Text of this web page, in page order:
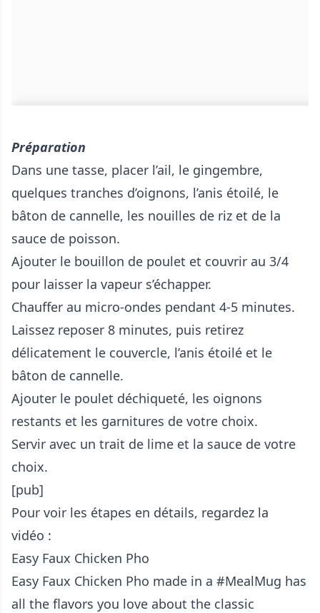
Préparation
Dans une tasse, placer l’ail, le gingembre,
quelques tranches d’oignons, l’anis étoilé, le
bâton de cannelle, les nouilles de riz et de la
sauce de poisson.
Ajouter le bouillon de poulet et couvrir au 3/4
pour laisser la vapeur s’échapper.
Chauffer au micro-ondes pendant 4-5 minutes.
Laissez reposer 8 minutes, puis retirez
délicatement le couvercle, l’anis étoilé et le
bâton de cannelle.
Ajouter le poulet déchiqueté, les oignons
restants et les garnitures de votre choix.
Servir avec un trait de lime et la sauce de votre
choix.
[pub]
Pour voir les étapes en détails, regardez la
vidéo :
Easy Faux Chicken Pho
Easy Faux Chicken Pho made in a #MealMug has
all the flavors you love about the classic